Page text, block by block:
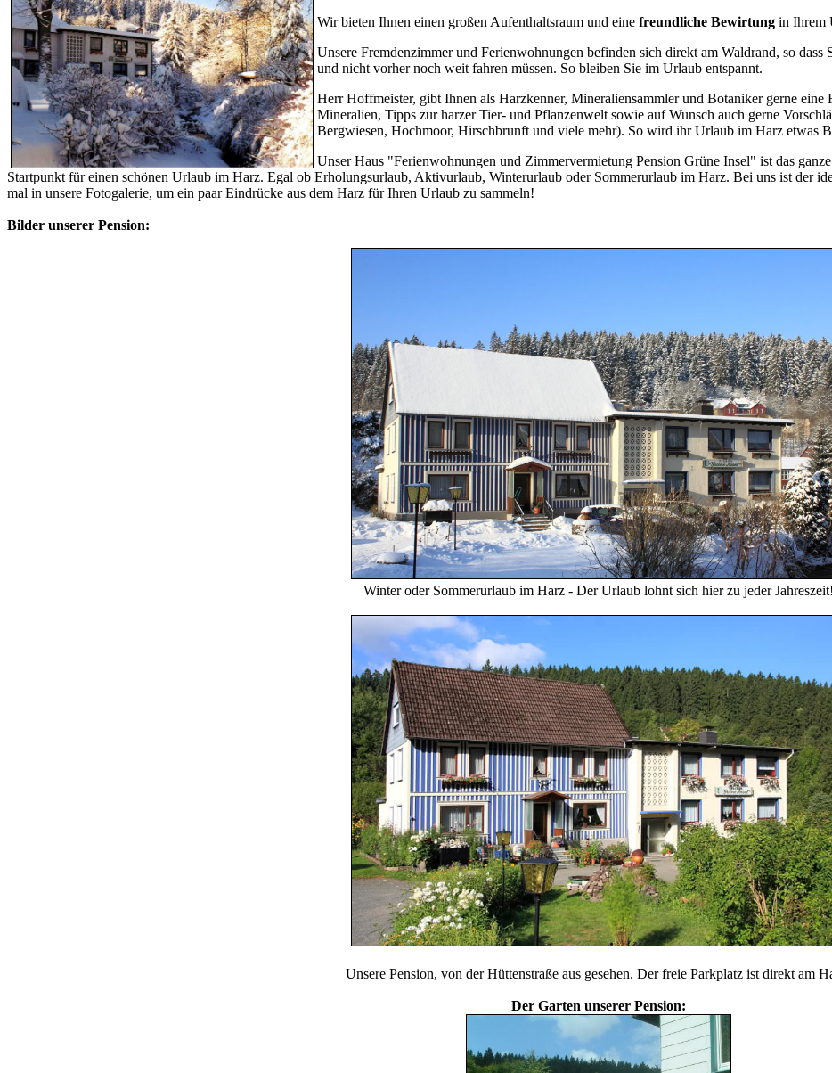
Wir bieten Ihnen einen großen Aufenthaltsraum und eine freundliche Bewirtung in Ihrem
Unsere Fremdenzimmer und Ferienwohnungen befinden sich direkt am Waldrand, so
und nicht vorher noch weit fahren müssen. So bleiben Sie im Urlaub entspannt.
Herr Hoffmeister, gibt Ihnen als Harzkenner, Mineraliensammler und Botaniker gerne eine
Mineralien, Tipps zur harzer Tier- und Pflanzenwelt sowie auf Wunsch auch gerne
Bergwiesen, Hochmoor, Hirschbrunft und viele mehr). So wird ihr Urlaub im Harz etwas
Unser Haus "Ferienwohnungen und Zimmervermietung Pension Grüne Insel" ist das
Startpunkt für einen schönen Urlaub im Harz. Egal ob Erholungsurlaub, Aktivurlaub, Winterurlaub oder Sommerurlaub im Harz. Bei uns ist der
mal in unsere Fotogalerie, um ein paar Eindrücke aus dem Harz für Ihren Urlaub zu sammeln!
Bilder unserer Pension:
Winter oder Sommerurlaub im Harz - Der Urlaub lohnt sich hier zu jeder Jahreszeit!
Unsere Pension, von der Hüttenstraße aus gesehen. Der freie Parkplatz ist direkt am
Der Garten unserer Pension: